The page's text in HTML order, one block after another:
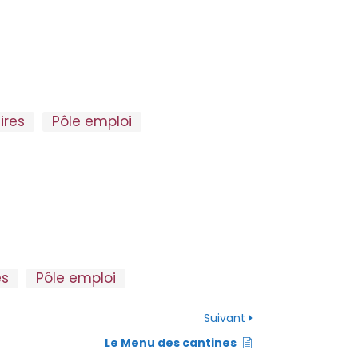
Pôle emploi
Pôle emploi
Suivant
Le Menu des cantines